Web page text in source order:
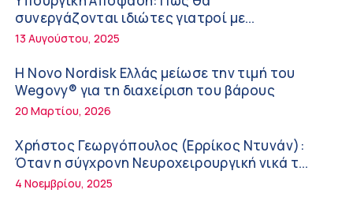
ΚΥ Σοφάδων
Πόσο μας επηρεάζει ο ύπνος με ανεμιστήρα
ή air-condition το καλοκαίρι
11:34 πμ
Randy Schekman, Νομπελίστας Ιατρικής:
«Σε πέντε χρόνια μπορεί να έχουμε
θεραπεία που αναστέλλει την εξέλιξη του
Πάρκινσον»
9:24 πμ
Αντώνης Βουκλαρής – «ΕΡΡΙΚΟΣ ΝΤΥΝΑΝ»
συνεργάζονται ιδιώτες γιατροί με
νοσοκομεία του δημοσίου συστήματος
13 Αυγούστου, 2025
Η Novo Nordisk Ελλάς μείωσε την τιμή του
Wegovy® για τη διαχείριση του βάρους
20 Μαρτίου, 2026
Χρήστος Γεωργόπουλος (Ερρίκος Ντυνάν):
Όταν η σύγχρονη Νευροχειρουργική νικά το
φόβο!
4 Νοεμβρίου, 2025